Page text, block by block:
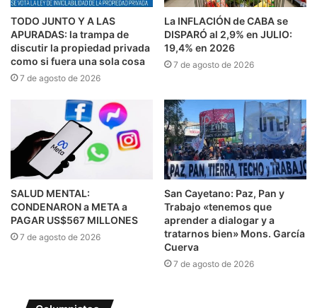
TODO JUNTO Y A LAS
APURADAS: la trampa de
discutir la propiedad privada
como si fuera una sola cosa
7 de agosto de 2026
La INFLACIÓN de CABA se
DISPARÓ al 2,9% en JULIO:
19,4% en 2026
7 de agosto de 2026
SALUD MENTAL:
CONDENARON a META a
PAGAR US$567 MILLONES
7 de agosto de 2026
San Cayetano: Paz, Pan y
Trabajo «tenemos que
aprender a dialogar y a
tratarnos bien» Mons. García
Cuerva
7 de agosto de 2026